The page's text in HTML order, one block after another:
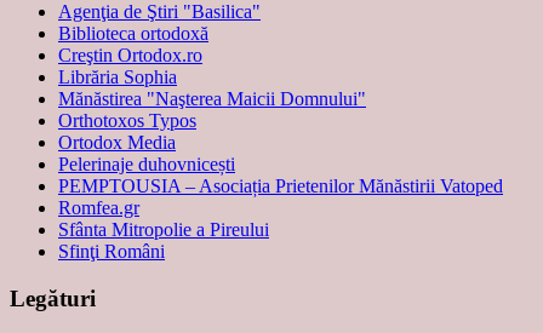
Agenţia de Ştiri "Basilica"
Biblioteca ortodoxă
Creştin Ortodox.ro
Librăria Sophia
Mănăstirea "Naşterea Maicii Domnului"
Orthotoxos Typos
Ortodox Media
Pelerinaje duhovnicești
PEMPTOUSIA – Asociația Prietenilor Mănăstirii Vatoped
Romfea.gr
Sfânta Mitropolie a Pireului
Sfinţi Români
Legături